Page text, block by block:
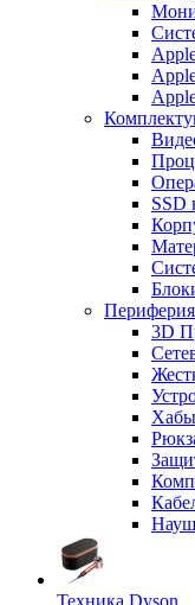
SSD
3D
Хабы
Техника Dyson